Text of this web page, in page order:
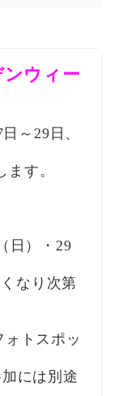
ンウィー
～29日、
す。
日）・29
なり次第
トスポッ
には別途